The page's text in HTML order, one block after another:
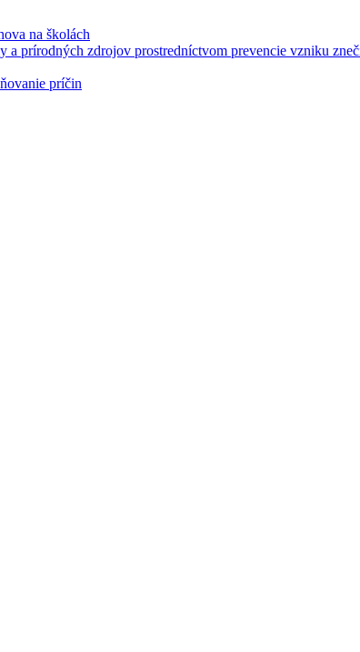
na školách
prírodných zdrojov prostredníctvom prevencie vzniku
príčin